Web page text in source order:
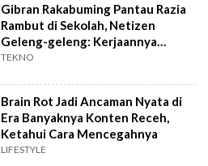
Gibran Rakabuming Pantau Razia
Rambut di Sekolah, Netizen
Geleng-geleng: Kerjaannya
Receh..
TEKNO
Brain Rot Jadi Ancaman Nyata di
Era Banyaknya Konten Receh,
Ketahui Cara Mencegahnya
LIFESTYLE